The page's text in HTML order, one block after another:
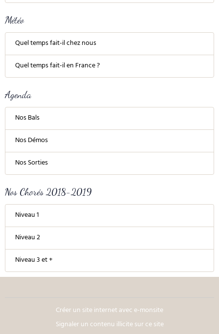
Météo
Quel temps fait-il chez nous
Quel temps fait-il en France ?
Agenda
Nos Bals
Nos Démos
Nos Sorties
Nos Chorés 2018-2019
Niveau 1
Niveau 2
Niveau 3 et +
Créer un site internet avec e-monsite
Signaler un contenu illicite sur ce site